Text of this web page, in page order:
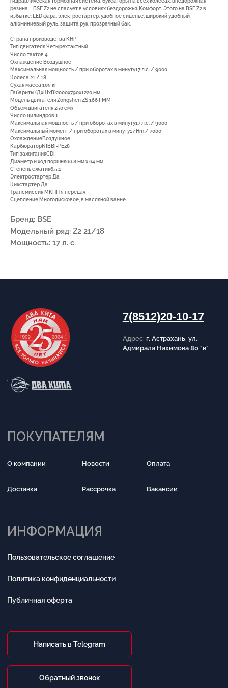
резина – BSE Z2 не спасует в условиях бездорожья. Комфорт. Этого на BSE Z2 в
избытке: LED фара, электростартер, удобное сиденье, широкий удобный
алюминиевый руль, защита рук, прозрачный бак.
Страна производства КНР
Тип двигателя Четырехтактный
Число тактов 4
Охлаждение Воздушное
Максимальная мощность / при оборотах в минуту17 л.с. / 9000
Колеса 21 / 18
Сухая масса 105 кг
Габариты (ДхШхВ)2000х790х1220 мм
Модель двигателя Zongshen ZS 166 FMM
Объем двигателя 250 см3
Число цилиндров 1
Максимальная мощность / при оборотах в минуту17 л.с. / 9000
Максимальный момент / при оборотах в минуту17 Hm / 7000
ОхлаждениеВоздушное
КарбюраторNIBBI-PE28
Тип зажиганияCDI
Диаметр и ход поршня66.8 мм x 64 мм
Степень сжатия6.5:1
Электростартер Да
Кикстартер Да
Трансмиссия МКПП 5 передач
Сцепление Многодисковое, в масляной ванне
Бренд: BSE
Модельный ряд: Z2 21/18
Мощность: 17 л. с.
ПОКУПАТЕЛЯМ
О компании Новости Оплата
Доставка
Принимаем к оплате
Написать в Telegram
Обратный звонок
ИНФОРМАЦИЯ
7(8512)20-10-17